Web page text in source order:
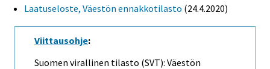
Laatuseloste, Väestön ennakkotilasto (24.4.2020)
Viittausohje:
Suomen virallinen tilasto (SVT): Väestön